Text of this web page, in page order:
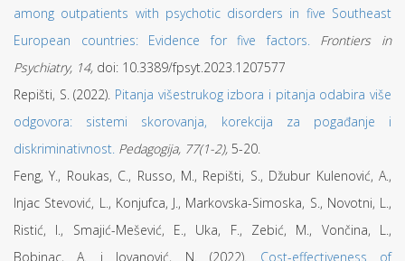
among outpatients with psychotic disorders in five Southeast
European countries: Evidence for five factors. Frontiers in
Psychiatry, 14, doi: 10.3389/fpsyt.2023.1207577
Repišti, S. (2022). Pitanja višestrukog izbora i pitanja odabira više
odgovora: sistemi skorovanja, korekcija za pogađanje i
diskriminativnost. Pedagogija, 77(1-2), 5-20.
Feng, Y., Roukas, C., Russo, M., Repišti, S., Džubur Kulenović, A.,
Injac Stevović, L., Konjufca, J., Markovska-Simoska, S., Novotni, L.,
Ristić, I., Smajić-Mešević, E., Uka, F., Zebić, M., Vončina, L.,
Bobinac, A. i Jovanović, N. (2022). Cost-effectiveness of